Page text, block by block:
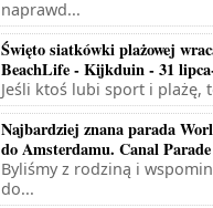
naprawd...
Święto siatkówki plażowej
BeachLife - Kijkduin - 31
Jeśli ktoś lubi sport i plażę,
Najbardziej znana parada
do Amsterdamu. Canal
Byliśmy z rodziną i
do...